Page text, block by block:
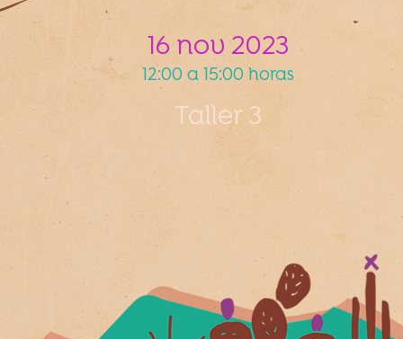
16 nov 2023
12:00 a 15:00 horas
Taller 3